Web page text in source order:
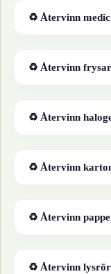
♻ Återvinn
♻ Återvinn frysar
♻ Återvinn
♻ Återvinn
♻ Återvinn
♻ Återvinn lysrör